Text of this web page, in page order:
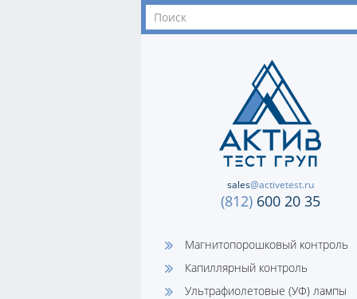
sales@activetest.ru
(812)600 20 35
Магнитопорошковый контроль
Капиллярный контроль
Ультрафиолетовые (УФ) лампы